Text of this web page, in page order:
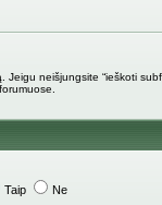
neišjungsite “ieškoti
Taip Ne